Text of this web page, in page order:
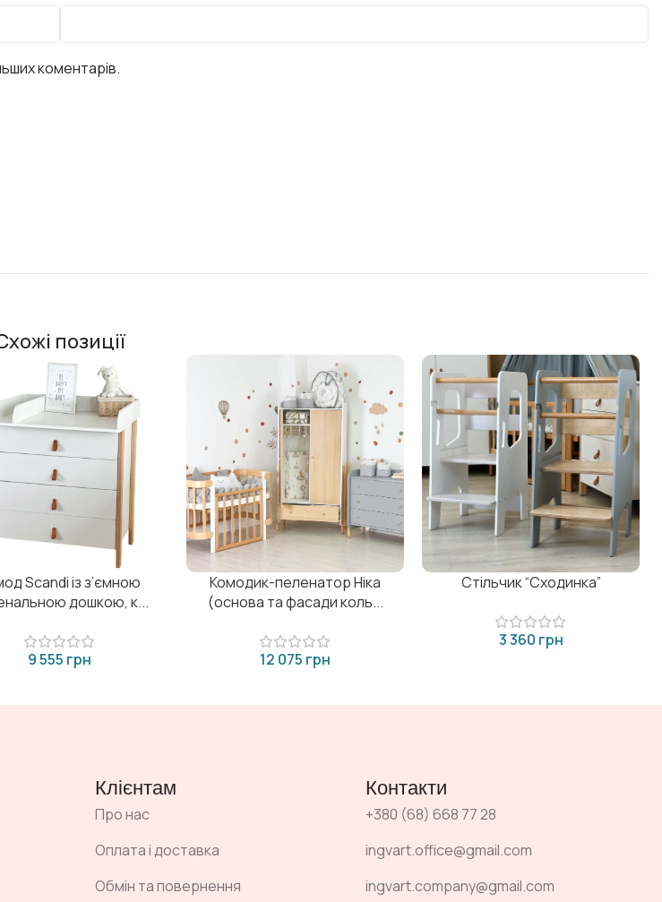
коментарів.
позиції
Scandi із з’ємною
дошкою, к...
грн
Комодик-пеленатор Ніка
(основа та фасади коль...
грн
Стільчик “Сходинка”
грн
Клієнтам
Про нас
Оплата і доставка
Обмін та повернення
Контакти
+380 (68) 668 77 28
ingvart.office@gmail.com
ingvart.company@gmail.com